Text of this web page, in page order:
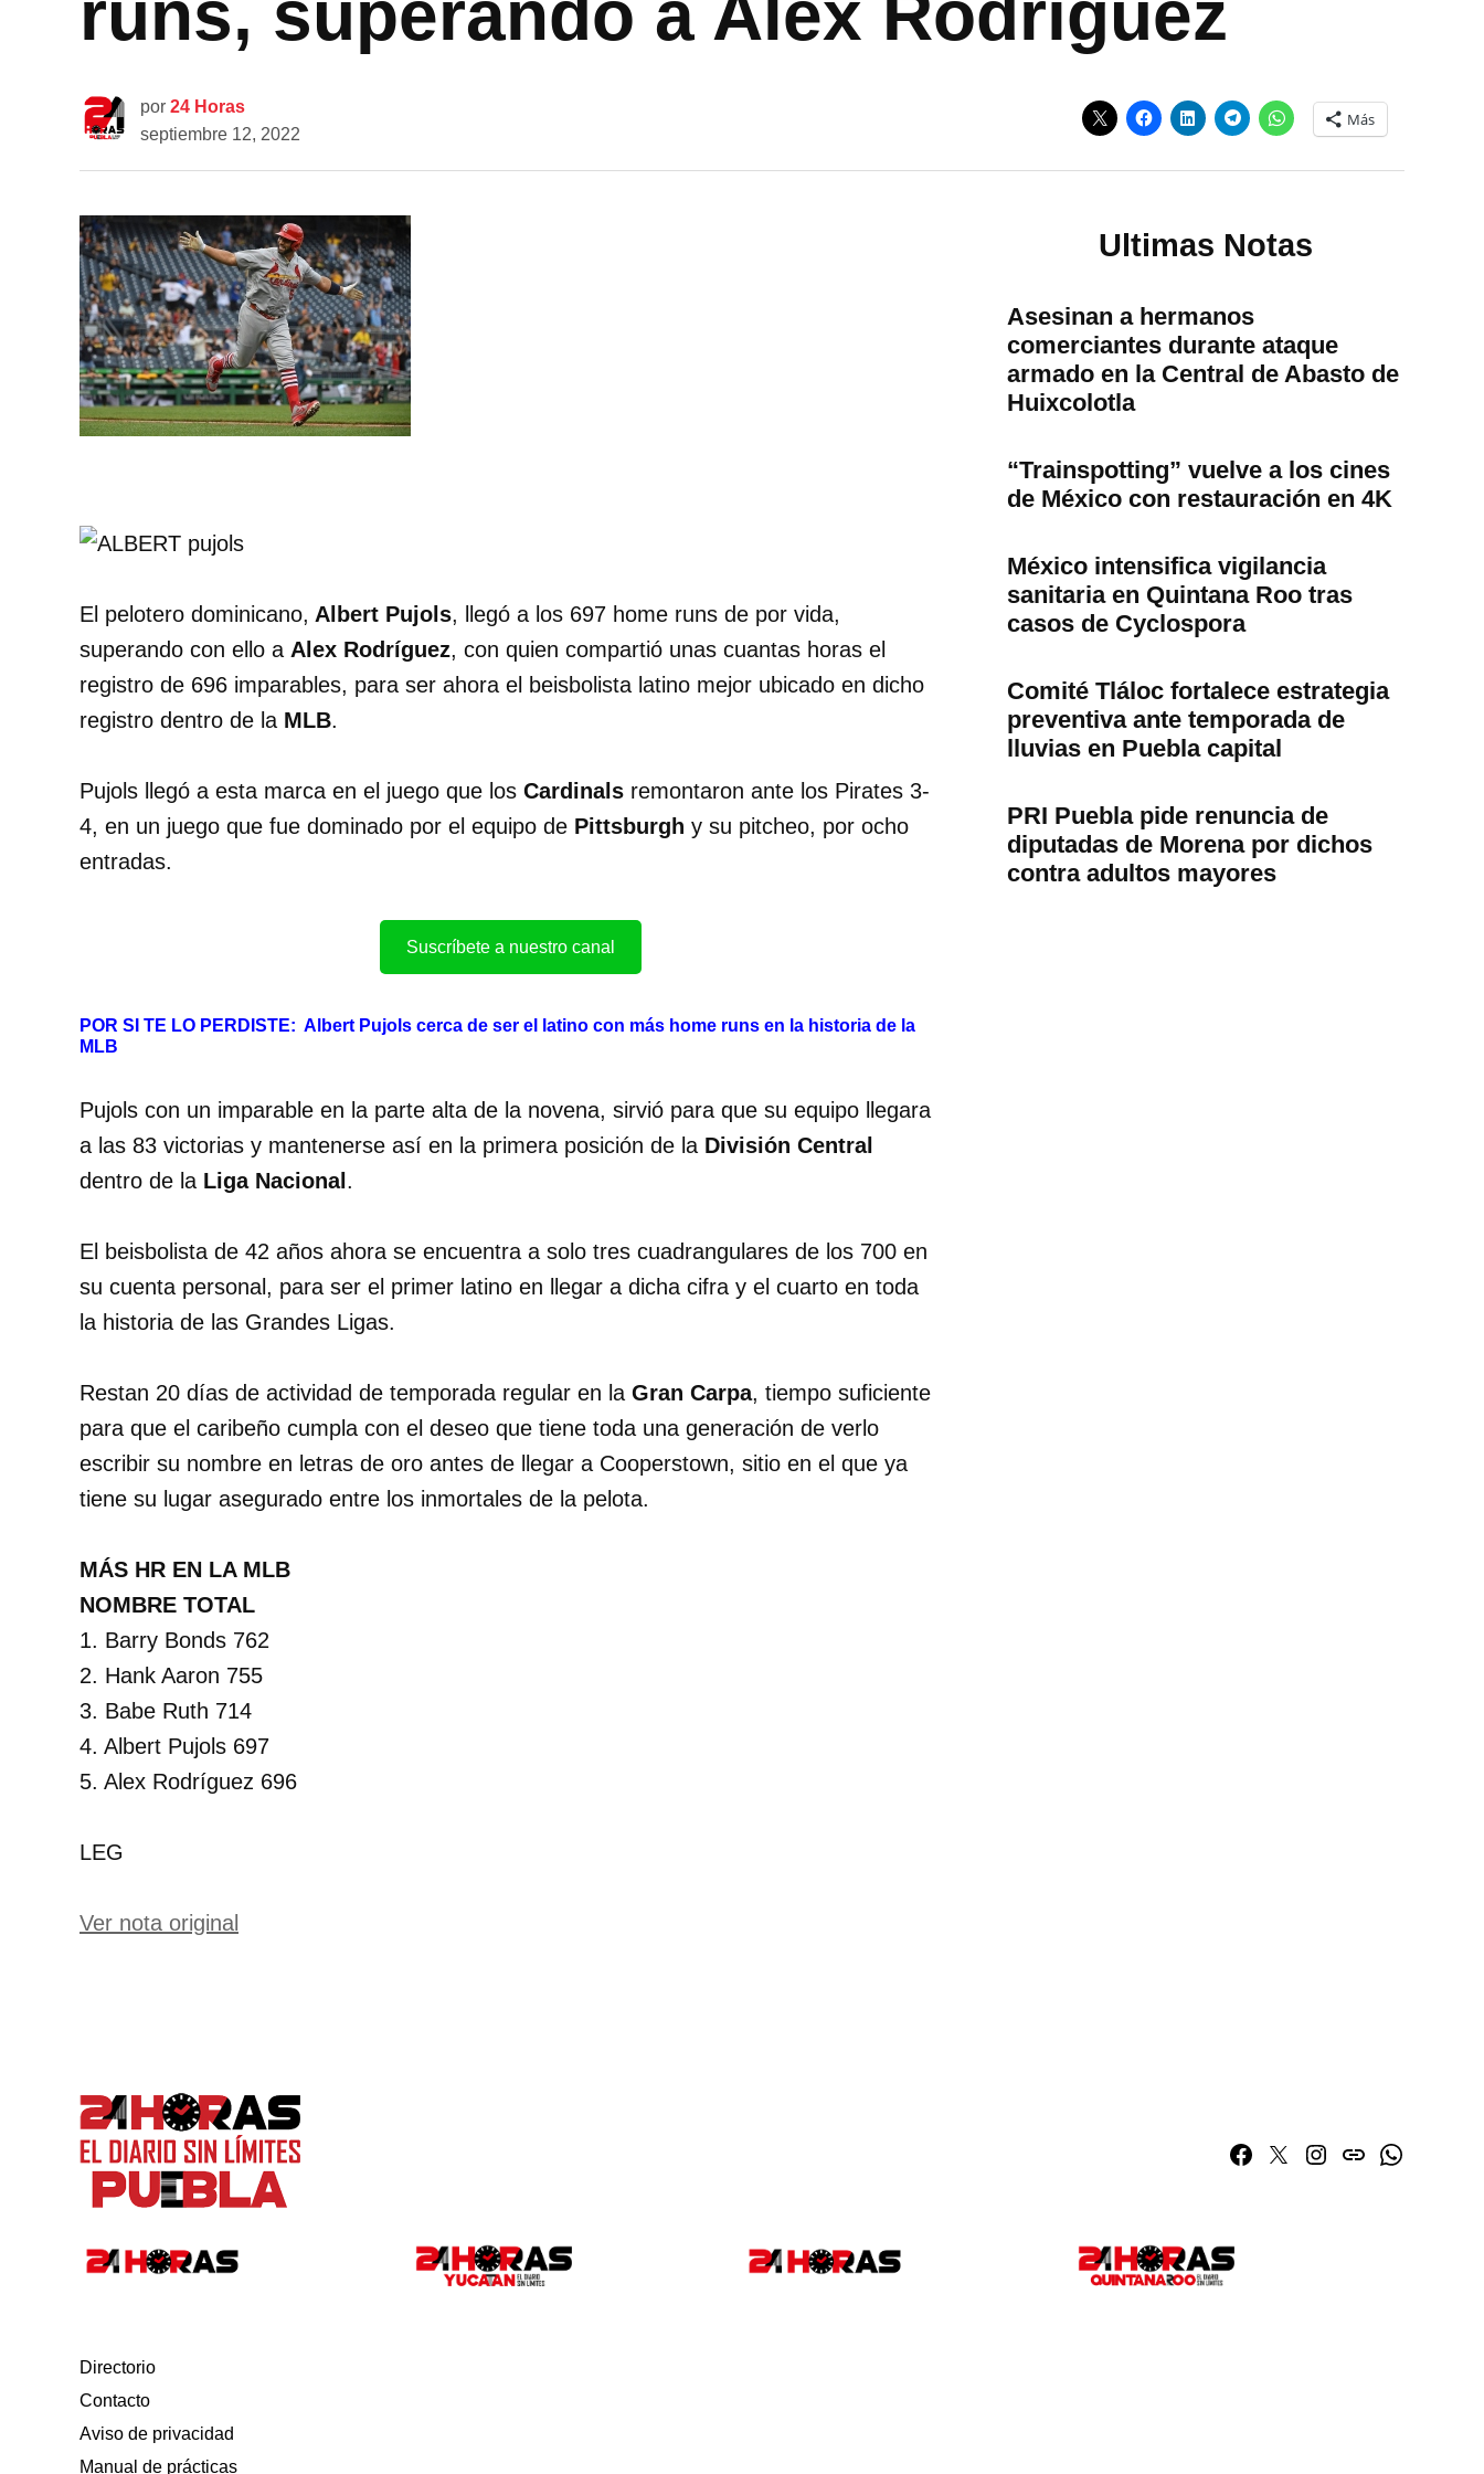
por 24 Horas
septiembre 12, 2022
Más
El pelotero dominicano, Albert Pujols, llegó a los 697 home runs de por vida,
superando con ello a Alex Rodríguez, con quien compartió unas cuantas horas el
registro de 696 imparables, para ser ahora el beisbolista latino mejor ubicado en dicho
registro dentro de la MLB.
Pujols llegó a esta marca en el juego que los Cardinals remontaron ante los Pirates 3-
4, en un juego que fue dominado por el equipo de Pittsburgh y su pitcheo, por ocho
entradas.
Suscríbete a nuestro canal
POR SI TE LO PERDISTE: Albert Pujols cerca de ser el latino con más home runs en la historia de la
MLB
Pujols con un imparable en la parte alta de la novena, sirvió para que su equipo llegara
a las 83 victorias y mantenerse así en la primera posición de la División Central
dentro de la Liga Nacional .
El beisbolista de 42 años ahora se encuentra a solo tres cuadrangulares de los 700 en
su cuenta personal, para ser el primer latino en llegar a dicha cifra y el cuarto en toda
la historia de las Grandes Ligas.
Restan 20 días de actividad de temporada regular en la Gran Carpa, tiempo suficiente
para que el caribeño cumpla con el deseo que tiene toda una generación de verlo
escribir su nombre en letras de oro antes de llegar a Cooperstown, sitio en el que ya
tiene su lugar asegurado entre los inmortales de la pelota.
MÁS HR EN LA MLB
NOMBRE TOTAL
1. Barry Bonds 762
2. Hank Aaron 755
3. Babe Ruth 714
4. Albert Pujols 697
5. Alex Rodríguez 696
LEG
Ver nota original
Ultimas Notas
Asesinan a hermanos
comerciantes durante ataque
armado en la Central de Abasto de
Huixcolotla
“Trainspotting” vuelve a los cines
de México con restauración en 4K
México intensifica vigilancia
sanitaria en Quintana Roo tras
casos de Cyclospora
Comité Tláloc fortalece estrategia
preventiva ante temporada de
lluvias en Puebla capital
PRI Puebla pide renuncia de
diputadas de Morena por dichos
contra adultos mayores
Facebook
TwitterInstagram
issuuWhatsapp
Directorio
Contacto
Aviso de privacidad
Manual de prácticas